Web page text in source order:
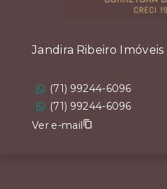
Jandira Ribeiro Imóveis
(71) 99244-6096
(71) 99244-6096
Ver e-mail